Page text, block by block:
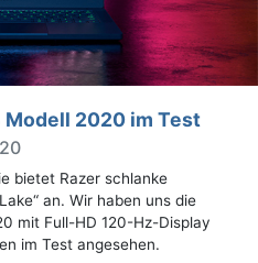
Modell 2020 im Test
bietet Razer schlanke
an. Wir haben uns die
mit Full-HD 120-Hz-Display
im Test angesehen.